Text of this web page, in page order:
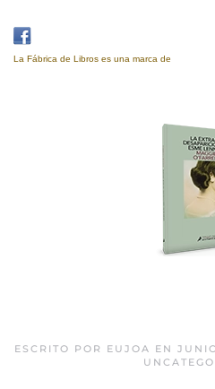
La Fábrica de Libros es una marca de
ESCRITO POR EUJOA EN